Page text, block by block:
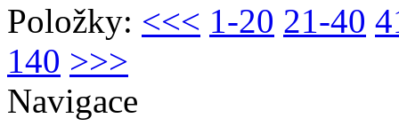
Položky: <<< 1-20 21-40
140 >>>
Navigace